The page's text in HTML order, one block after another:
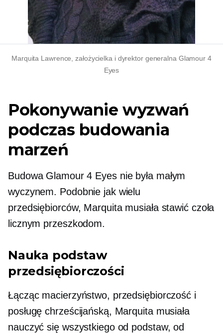
Marquita Lawrence, założycielka i dyrektor generalna Glamour 4
Eyes
Pokonywanie wyzwań
podczas budowania
marzeń
Budowa Glamour 4 Eyes nie była małym
wyczynem. Podobnie jak wielu
przedsiębiorców, Marquita musiała stawić czoła
licznym przeszkodom.
Nauka podstaw
przedsiębiorczości
Łącząc macierzyństwo, przedsiębiorczość i
posługę chrześcijańską, Marquita musiała
nauczyć się wszystkiego od podstaw, od